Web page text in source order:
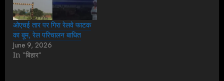
ओएचई तार पर गिरा रेलवे फाटक
का बूम, रेल परिचालन बाधित
June 9, 2026
In "बिहार"